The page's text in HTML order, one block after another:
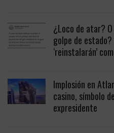
¿Loco de atar?
golpe de
‘reinstalarán’
Implosión en
casino, símbolo
expresidente